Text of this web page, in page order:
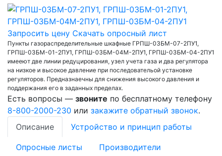
Запросить цену Скачать опросный лист
Пункты газораспределительные шкафные ГРПШ-03БМ-07-2ПУ1,
ГРПШ-03БМ-01-2ПУ1, ГРПШ-03БМ-04М-2ПУ1, ГРПШ-03БМ-04-2ПУ1
имееют две линии редуцирования, узел учета газа и два регулятора
на низкое и высокое давление при последовательой установке
регуляторов. Предназнаечны для снижения высокого давления и
поддержания его в заданных пределах.
Есть вопросы — звоните по бесплатному телефону
8-800-2000-230 или закажите обратный звонок.
Описание
Устройство и принцип работы
Опросные листы Производители